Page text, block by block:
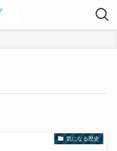
気になる歴史